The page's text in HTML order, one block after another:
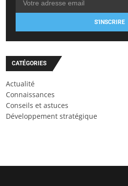
S'INSCRIRE
CATÉGORIES
Actualité
Connaissances
Conseils et astuces
Développement stratégique